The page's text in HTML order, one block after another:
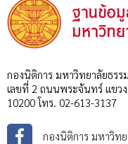
กองนิติการ มหาวิทยาลัยธร
เลขที่ 2 ถนนพระจันทร์ แขว
10200 โทร. 02-613-3137
กองนิติการ มหาวิท